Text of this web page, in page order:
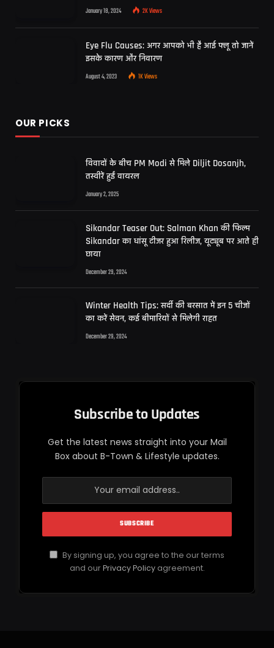
January 18, 2024 2KViews
Eye Flu Causes: अगर आपको भी है आई फ्लू तो जानें
इसके कारण और निवारण
August 4, 2023 1KViews
OUR PICKS
विवादों के बीच PM Modi से मिले Diljit Dosanjh,
तस्वीरें हुईं वायरल
January 2, 2025
Sikandar Teaser Out: Salman Khan की फिल्म
Sikandar का धांसू टीजर हुआ रिलीज, यूट्यूब पर आते ही
छाया
December 29, 2024
Winter Health Tips: सर्दी की बरसात में इन 5 चीजों
का करें सेवन, कई बीमारियों से मिलेगी राहत
December 29, 2024
Subscribe to Updates
Get the latest news straight into your Mail
Box about B-Town & Lifestyle updates.
By signing up, you agree to the our terms
and ourPrivacy Policyagreement.